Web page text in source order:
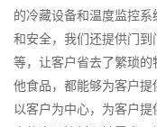
的冷藏设备和温度监控
和安全，我们还提供门
等，让客户省去了繁琐
他食品，都能够为客户
以客户为中心，为客户